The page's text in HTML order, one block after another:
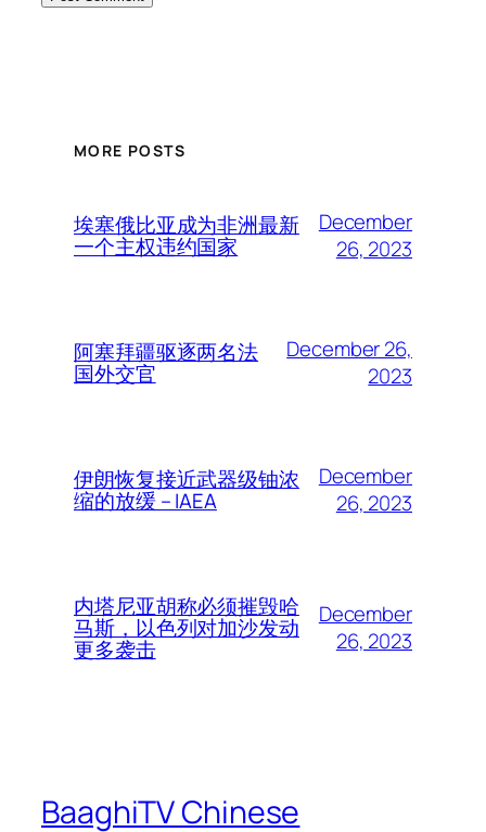
MORE POSTS
埃塞俄比亚成为非洲最新
一个主权违约国家
December
26, 2023
阿塞拜疆驱逐两名法
国外交官
December 26,
2023
伊朗恢复接近武器级铀浓
缩的放缓 – IAEA
December
26, 2023
内塔尼亚胡称必须摧毁哈
马斯，以色列对加沙发动
更多袭击
December
26, 2023
BaaghiTV Chinese